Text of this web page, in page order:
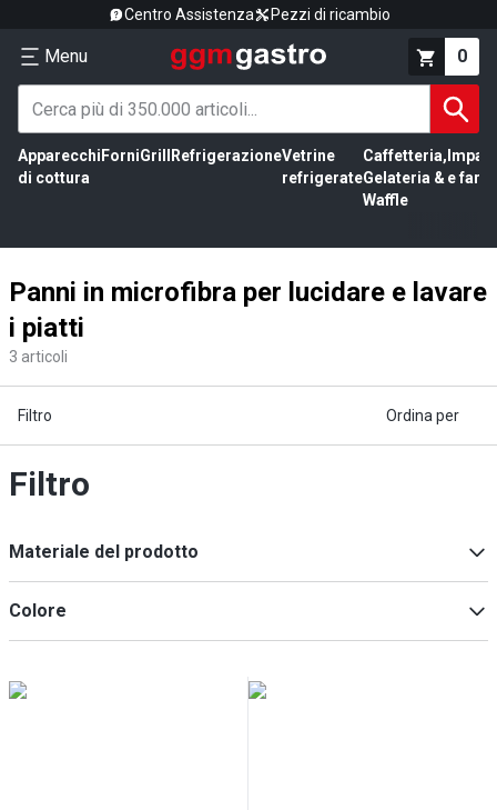
Centro Assistenza Pezzi di ricambio
Menu 0
Apparecchi
di cottura
ForniGrill RefrigerazioneVetrine
refrigerate
Caffetteria,
Gelateria &
Waffle
e
Panni in microfibra per lucidare e lavare
i piatti
3 articoli
Filtro Ordina per
Filtro
Materiale del prodotto
Poliammide
Colore